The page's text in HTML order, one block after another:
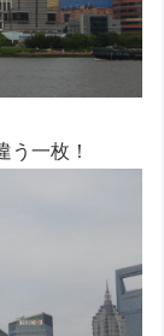
う一枚！